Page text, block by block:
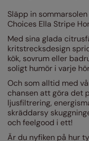
Släpp in
Choices Ella Stripe
Med sina glada
kritstrecksdesign
kök, sovrum eller
soligt humör i varje
Och som alltid med
chansen att göra det
ljusfiltrering,
skräddarsy
och feelgood i ett!
Är du nyfiken på hur